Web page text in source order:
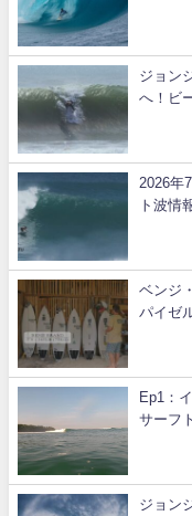
ジョン
へ！ビ
2026年
ト波情
ベンジ
パイゼ
Ep1：
サーフ
ジョン